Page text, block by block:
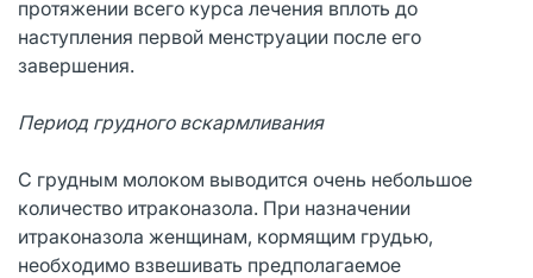
протяжении всего курса лечения вплоть до
наступления первой менструации после его
завершения.
Период грудного вскармливания
С грудным молоком выводится очень небольшое
количество итраконазола. При назначении
итраконазола женщинам, кормящим грудью,
необходимо взвешивать предполагаемое